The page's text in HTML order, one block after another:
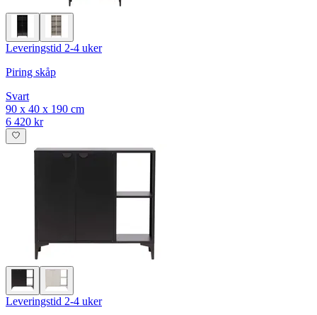
Leveringstid 2-4 uker
Piring skåp
Svart
90 x 40 x 190 cm
6 420 kr
Leveringstid 2-4 uker